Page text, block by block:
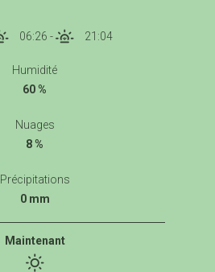
06:26 - 21:04
Humidité
60 %
Nuages
8 %
Précipitations
0 mm
Maintenant